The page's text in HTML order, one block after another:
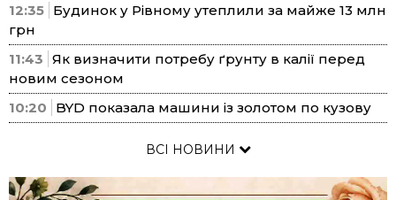
12:35 Будинок у Рівному утеплили за майже 13 млн
грн
11:43 Як визначити потребу ґрунту в калії перед
новим сезоном
10:20
BYD показала машини із золотом по кузову
ВСІ НОВИНИ